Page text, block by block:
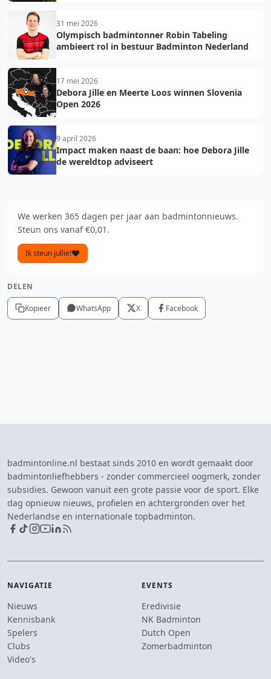
31 mei 2026
Olympisch badmintonner Robin Tabeling
ambieert rol in bestuur Badminton Nederland
17 mei 2026
Debora Jille en Meerte Loos winnen Slovenia
Open 2026
9 april 2026
Impact maken naast de baan: hoe Debora Jille
de wereldtop adviseert
We werken 365 dagen per jaar aan badmintonnieuws.
Steun ons vanaf €0,01.
Ik steun jullie!
DELEN
Kopieer WhatsApp X Facebook
badmintonline.nl bestaat sinds 2010 en wordt gemaakt door
badmintonliefhebbers - zonder commercieel oogmerk, zonder
subsidies. Gewoon vanuit een grote passie voor de sport. Elke
dag opnieuw nieuws, profielen en achtergronden over het
Nederlandse en internationale topbadminton.
NAVIGATIE
Nieuws
Kennisbank
Spelers
Clubs
Video's
EVENTS
Eredivisie
NK Badminton
Dutch Open
Zomerbadminton